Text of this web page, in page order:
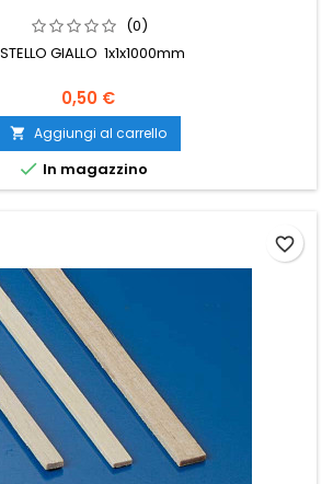
(0)
GIALLO 1x1x1000mm
0,50 €
 Aggiungi al carrello
 In magazzino
favorite_border